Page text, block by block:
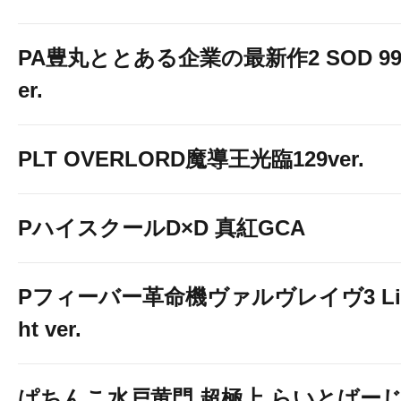
PA豊丸ととある企業の最新作2 SOD
er.
PLT OVERLORD魔導王光臨129ver.
PハイスクールD×D 真紅GCA
Pフィーバー革命機ヴァルヴレイヴ3
ht ver.